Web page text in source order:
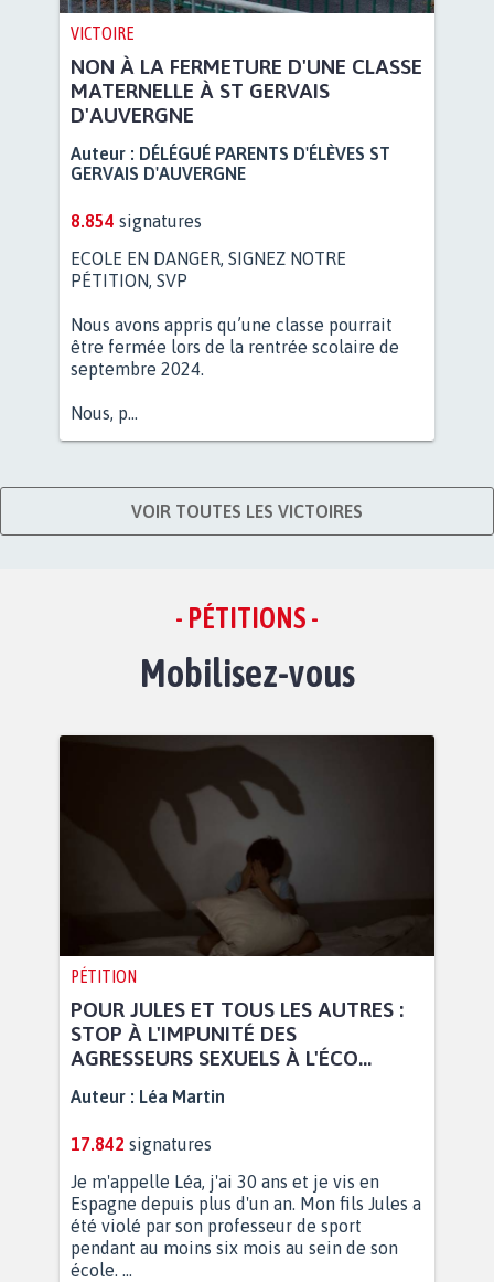
VICTOIRE
NON À LA FERMETURE D'UNE CLASSE
MATERNELLE À ST GERVAIS
D'AUVERGNE
Auteur : DÉLÉGUÉ PARENTS D'ÉLÈVES ST
GERVAIS D'AUVERGNE
8.854 signatures
ECOLE EN DANGER, SIGNEZ NOTRE
PÉTITION, SVP
Nous avons appris qu’une classe pourrait
être fermée lors de la rentrée scolaire de
septembre 2024.
Nous, p...
VOIR TOUTES LES VICTOIRES
- PÉTITIONS -
Mobilisez-vous
PÉTITION
POUR JULES ET TOUS LES AUTRES :
STOP À L'IMPUNITÉ DES
AGRESSEURS SEXUELS À L'ÉCO...
Auteur : Léa Martin
17.842 signatures
Je m'appelle Léa, j'ai 30 ans et je vis en
Espagne depuis plus d'un an. Mon fils Jules a
été violé par son professeur de sport
pendant au moins six mois au sein de son
école. ...